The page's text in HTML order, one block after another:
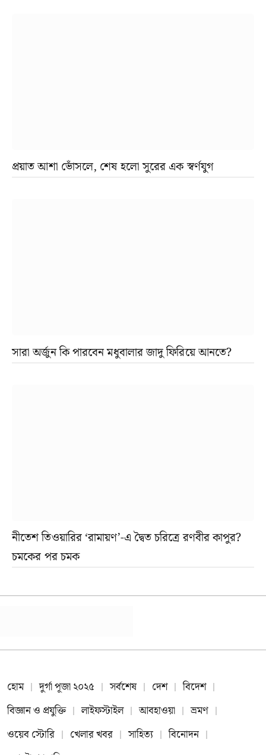
প্রয়াত আশা ভোঁসলে, শেষ হলো সুরের এক স্বর্ণযুগ
সারা অর্জুন কি পারবেন মধুবালার জাদু ফিরিয়ে আনতে?
নীতেশ তিওয়ারির ‘রামায়ণ’-এ দ্বৈত চরিত্রে রণবীর কাপুর?
চমকের পর চমক
হোম দুর্গা পূজা ২০২৫ সর্বশেষ দেশ
বিদেশ
বিজ্ঞান ও প্রযুক্তি
লাইফস্টাইল আবহাওয়া
ভ্রমণ
ওয়েব স্টোরি
খেলার খবর সাহিত্য
বিনোদন